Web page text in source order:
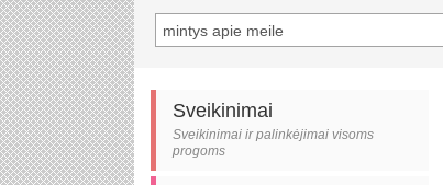
Sveikinimai
Sveikinimai ir palinkėjimai visoms
progoms